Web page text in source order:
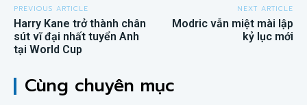
PREVIOUS ARTICLE
Harry Kane trở thành chân
sút vĩ đại nhất tuyển Anh
tại World Cup
NEXT ARTICLE
Modric vẫn miệt mài lập
kỷ lục mới
Cùng chuyên mục